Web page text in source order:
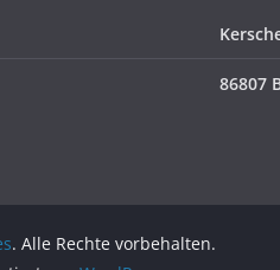
86807
. Alle Rechte vorbehalten.